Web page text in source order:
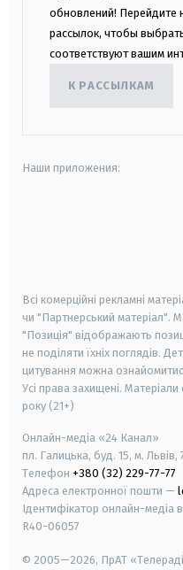
обновлений! Перейдите
рассылок, чтобы
соответствуют вашим
К РАССЫЛКАМ
Наши приложения:
Всі комерційні рекламні
чи "Партнерський матеріал".
"Позиція" відображають
не поділяти їхніх поглядів.
цитування можна
Усі права захищені. Матеріали
року (21+)
Онлайн-медіа «24 Канал»
пл. Галицька, буд. 15, м. Львів,
Телефон +380 (32) 229-77-77
Адреса електронної пошти —
Ідентифікатор онлайн-медіа
R40-06057
© 2005—2026, ПрАТ